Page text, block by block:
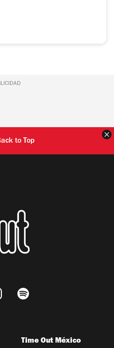
to Top
Time Out México